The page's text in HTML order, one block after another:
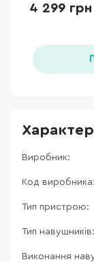
4 299 грн
Виробник:
Код виробника:
Тип пристрою:
Тип навушників:
Виконання